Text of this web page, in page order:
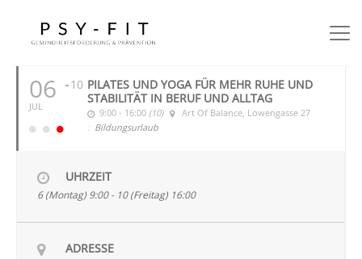
JULI 2026
06
JUL
10 PILATES UND YOGA FÜR MEHR RUHE UND
STABILITÄT IN BERUF UND ALLTAG
9:00 - 16:00 (10) Art Of Balance, Löwengasse 27
: Bildungsurlaub
UHRZEIT
6 (Montag) 9:00 - 10 (Freitag) 16:00
ADRESSE